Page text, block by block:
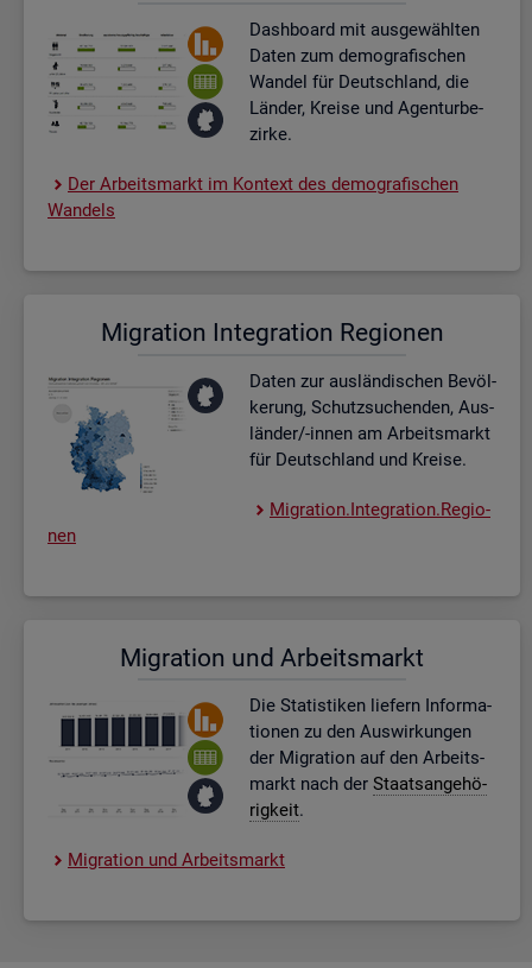
Dash­board mit aus­ge­wähl­ten
Daten zum de­mo­gra­fi­schen
Wan­del für Deutsch­land, die
Län­der, Krei­se und Agen­tur­be­
zir­ke.
Der Ar­beits­markt im Kon­text des de­mo­gra­fi­schen
Wan­dels
Mi­gra­ti­on In­te­gra­ti­on Re­gio­nen
Daten zur aus­län­di­schen Be­völ­
ke­rung, Schutz­su­chen­den, Aus­
län­der/-innen am Ar­beits­markt
für Deutsch­land und Krei­se.
Mi­gra­ti­on.In­te­gra­ti­on.Re­gio­
nen
Mi­gra­ti­on und Ar­beits­markt
Die Sta­tis­ti­ken lie­fern In­for­ma­
tio­nen zu den Aus­wir­kun­gen
der Mi­gra­ti­on auf den Ar­beits­
markt nach der Staats­an­ge­hö­
rig­keit.
Mi­gra­ti­on und Ar­beits­markt